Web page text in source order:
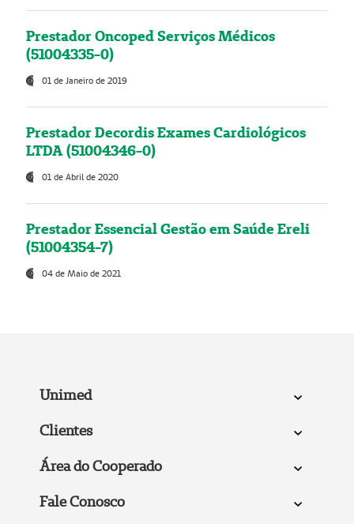
Prestador Oncoped Serviços Médicos
(51004335-0)
01 de Janeiro de 2019
Prestador Decordis Exames Cardiológicos
LTDA (51004346-0)
01 de Abril de 2020
Prestador Essencial Gestão em Saúde Ereli
(51004354-7)
04 de Maio de 2021
Unimed
Clientes
Área do Cooperado
Fale Conosco